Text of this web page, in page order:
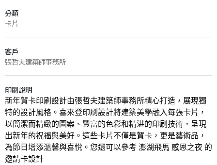
分類
卡片
客戶
張哲夫建築師事務所
印刷說明
新年賀卡印刷設計由張哲夫建築師事務所精心打造，展現獨
特的設計風格。喜來登印刷設計將建築美學融入每張卡片，
以簡潔而精緻的圖案、豐富的色彩和精湛的印刷技術，呈現
出新年的祝福與美好。這些卡片不僅是賀卡，更是藝術品，
為節日增添溫馨與喜悅。您還可以參考 澎湖飛馬 感恩之夜 的
邀請卡設計